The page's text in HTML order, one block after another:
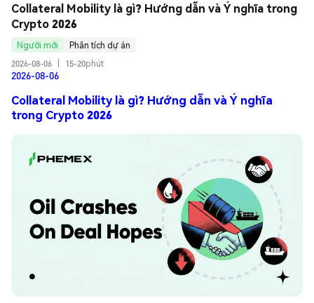
Collateral Mobility là gì? Hướng dẫn và Ý nghĩa trong
Crypto 2026
Người mới
Phân tích dự án
2026-08-06
15-20phút
2026-08-06
Collateral Mobility là gì? Hướng dẫn và Ý nghĩa
trong Crypto 2026